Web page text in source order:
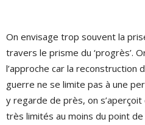
On envisage trop souvent la
travers le prisme du ‘progrès’.
l’approche car la reconstruction
guerre ne se limite pas à une
y regarde de près, on
très limités au moins du point